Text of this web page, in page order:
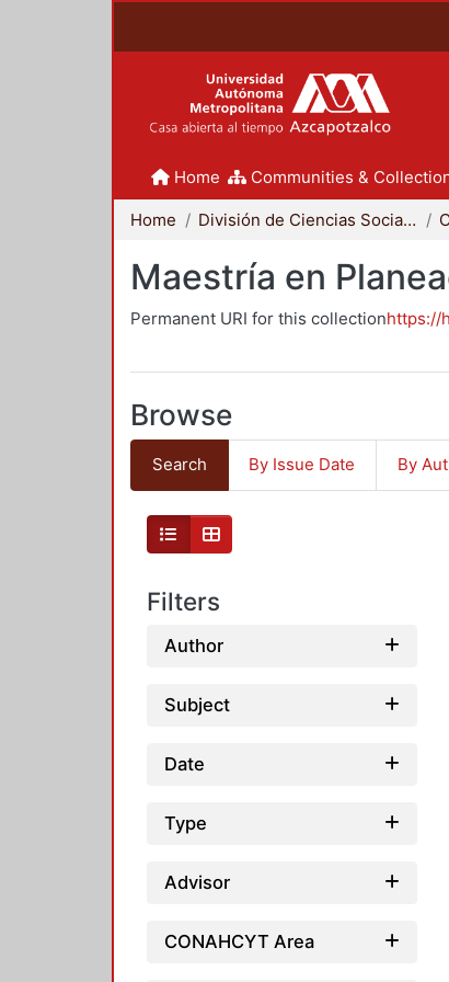
Home Communities &
Home División de Ciencias Sociales y Humanidades
Maestría en
Permanent URI for this collectionhttps://
Browse
Search By Issue Date By
Filters
Author
Subject
Date
Type
Advisor
CONAHCYT Area